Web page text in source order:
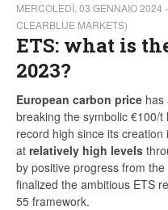
MERCOLEDÌ, 03 GENNAIO 2024
CLEARBLUE MARKETS)
ETS: what is
2023?
European carbon price has
breaking the symbolic €100/
record high since its
at relatively high levels
by positive progress from
finalized the ambitious ETS
55 framework.